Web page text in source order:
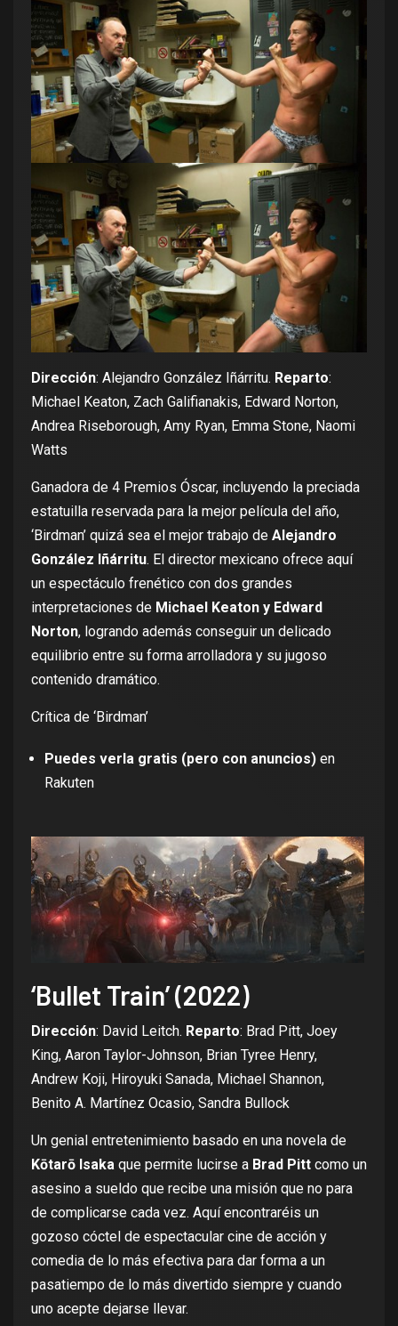
Dirección: Alejandro González Iñárritu. Reparto:
Michael Keaton, Zach Galifianakis, Edward Norton,
Andrea Riseborough, Amy Ryan, Emma Stone, Naomi
Watts
Ganadora de 4 Premios Óscar, incluyendo la preciada
estatuilla reservada para la mejor película del año,
‘Birdman’ quizá sea el mejor trabajo de Alejandro
González Iñárritu. El director mexicano ofrece aquí
un espectáculo frenético con dos grandes
interpretaciones de Michael Keaton y Edward
Norton, logrando además conseguir un delicado
equilibrio entre su forma arrolladora y su jugoso
contenido dramático.
Crítica de ‘Birdman’
Puedes verla gratis (pero con anuncios) en
Rakuten
‘Bullet Train’ (2022)
Dirección: David Leitch. Reparto: Brad Pitt, Joey
King, Aaron Taylor-Johnson, Brian Tyree Henry,
Andrew Koji, Hiroyuki Sanada, Michael Shannon,
Benito A. Martínez Ocasio, Sandra Bullock
Un genial entretenimiento basado en una novela de
Kōtarō Isaka que permite lucirse a Brad Pitt como un
asesino a sueldo que recibe una misión que no para
de complicarse cada vez. Aquí encontraréis un
gozoso cóctel de espectacular cine de acción y
comedia de lo más efectiva para dar forma a un
pasatiempo de lo más divertido siempre y cuando
uno acepte dejarse llevar.